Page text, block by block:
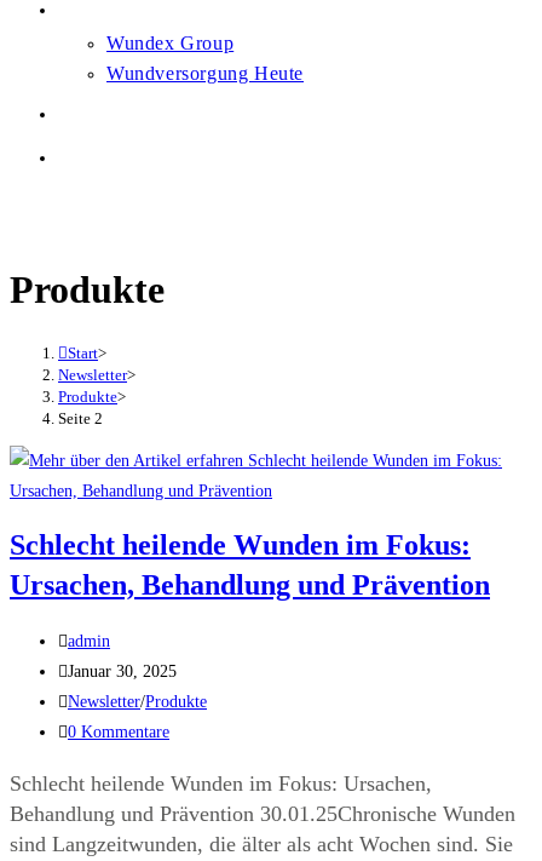
Wundex Group
Wundversorgung Heute
Produkte
Start>
Newsletter>
Produkte>
Seite 2
Schlecht heilende Wunden im Fokus:
Ursachen, Behandlung und Prävention
admin
Januar 30, 2025
Newsletter/Produkte
0 Kommentare
Schlecht heilende Wunden im Fokus: Ursachen,
Behandlung und Prävention 30.01.25Chronische Wunden
sind Langzeitwunden, die älter als acht Wochen sind. Sie